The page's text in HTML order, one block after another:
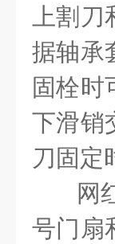
上割
据轴承
固栓时
下滑销
刀固定
网
号门扇